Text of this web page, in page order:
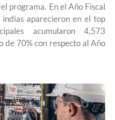
programa. En el Año Fiscal
aparecieron en el top
acumularon 4,573
de 70% con respecto al Año